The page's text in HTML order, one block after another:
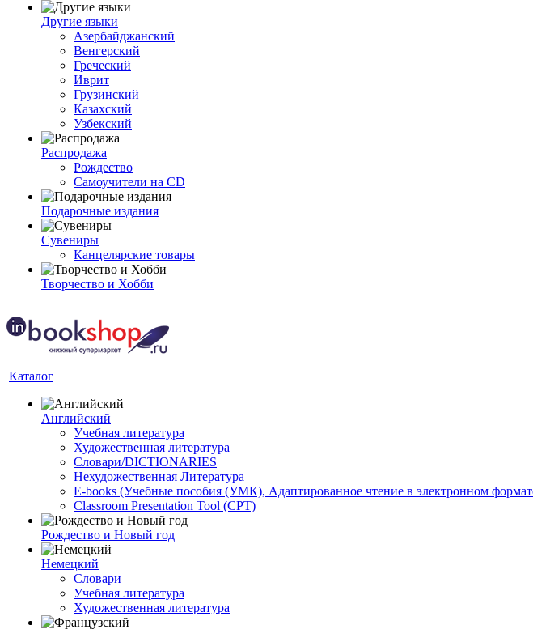
Другие языки
Азербайджанский
Венгерский
Греческий
Иврит
Грузинский
Казахский
Узбекский
Распродажа
Рождество
Самоучители на CD
Подарочные издания
Сувениры
Канцелярские товары
Творчество и Хобби
Каталог
Английский
Учебная литература
Художественная литература
Словари/DICTIONARIES
Нехудожественная Литература
E-books (Учебные пособия (УМК), Адаптированное чтение в электронном
Classroom Presentation Tool (CPT)
Рождество и Новый год
Немецкий
Словари
Учебная литература
Художественная литература